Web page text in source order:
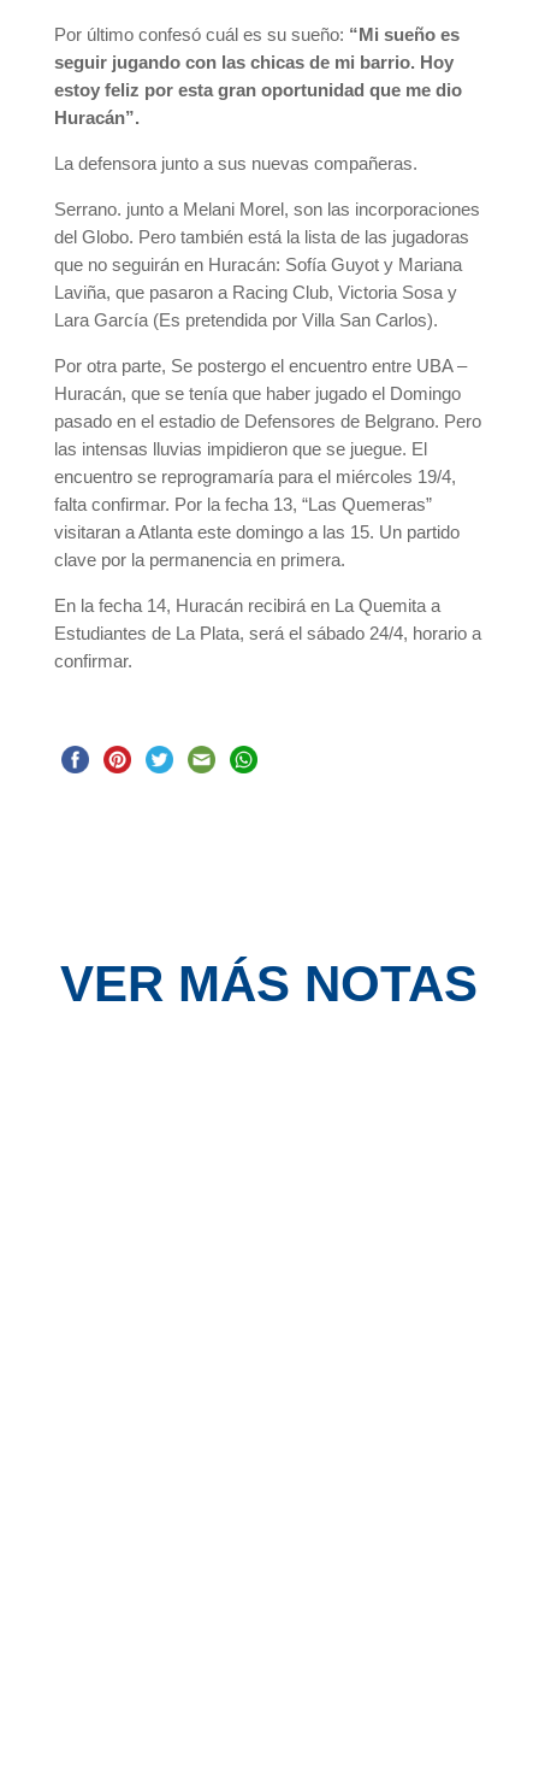
Por último confesó cuál es su sueño: “Mi sueño es
seguir jugando con las chicas de mi barrio. Hoy
estoy feliz por esta gran oportunidad que me dio
Huracán”.
La defensora junto a sus nuevas compañeras.
Serrano. junto a Melani Morel, son las incorporaciones
del Globo. Pero también está la lista de las jugadoras
que no seguirán en Huracán: Sofía Guyot y Mariana
Laviña, que pasaron a Racing Club, Victoria Sosa y
Lara García (Es pretendida por Villa San Carlos).
Por otra parte, Se postergo el encuentro entre UBA –
Huracán, que se tenía que haber jugado el Domingo
pasado en el estadio de Defensores de Belgrano. Pero
las intensas lluvias impidieron que se juegue. El
encuentro se reprogramaría para el miércoles 19/4,
falta confirmar. Por la fecha 13, “Las Quemeras”
visitaran a Atlanta este domingo a las 15. Un partido
clave por la permanencia en primera.
En la fecha 14, Huracán recibirá en La Quemita a
Estudiantes de La Plata, será el sábado 24/4, horario a
confirmar.
VER MÁS NOTAS